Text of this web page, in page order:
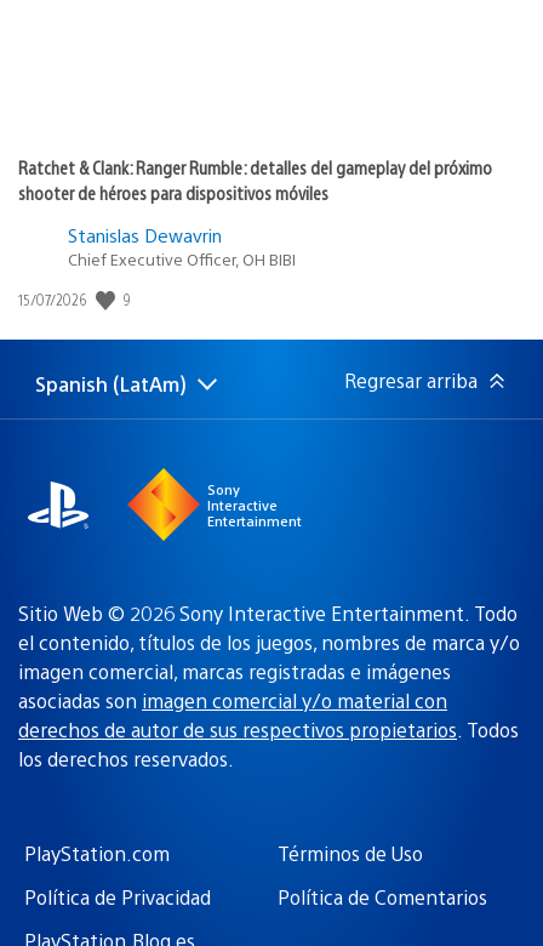
Ratchet & Clank: Ranger Rumble: detalles del gameplay del próximo
shooter de héroes para dispositivos móviles
Stanislas Dewavrin
Chief Executive Officer, OH BIBI
Fecha
publicación:
15/07/2026 9
Elige
una
Región
actual:
Spanish (LatAm) Regresar arriba
Sony
Interactive
Entertainment
Sitio Web © 2026 Sony Interactive Entertainment. Todo
el contenido, títulos de los juegos, nombres de marca y/o
imagen comercial, marcas registradas e imágenes
asociadas son imagen comercial y/o material con
derechos de autor de sus respectivos propietarios. Todos
los derechos reservados.
PlayStation.com
Términos de Uso
Política de Privacidad
Política de Comentarios
PlayStation.Blog es